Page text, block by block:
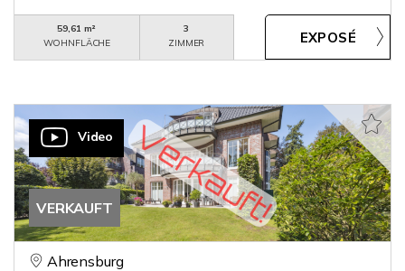
59,61 m²
WOHNFLÄCHE
3
ZIMMER
VERKAUFT
Video
Ahrensburg